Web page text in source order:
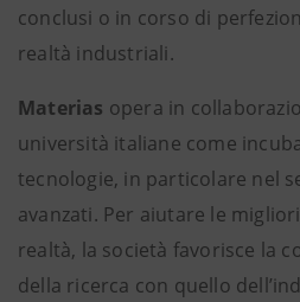
conclusi o in corso di
realtà industriali.
Materias opera in
università italiane come
tecnologie, in particolare nel
avanzati. Per aiutare le
realtà, la società favorisce la
della ricerca con quello